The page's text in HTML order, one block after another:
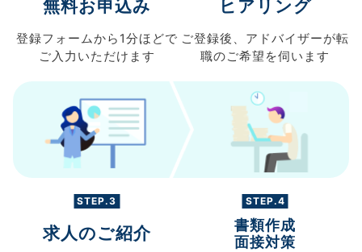
無料お申込み
登録フォームから 1分ほどで
ご入力 いただけます
ヒアリング
ご登録後、 アドバイザーが転
職のご希望を伺います
STEP.3
求人のご紹介
STEP.4
書類作成
面接対策